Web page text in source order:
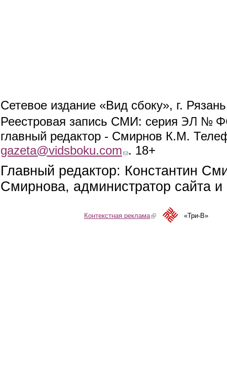
Сетевое издание «Вид сбоку», г.
Реестровая запись СМИ: серия ЭЛ №
главный редактор - Смирнов К.М.
gazeta@vidsboku.com (link sends e-mail)
. 18+
Главный редактор: Константин
Смирнова, администратор сайта
Контекстная реклама(link is external)«Три-В»